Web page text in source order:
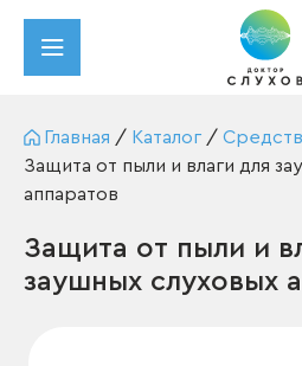
Главная / Каталог /
Защита от пыли и влаги для
аппаратов
Защита от пыли и
заушных слуховых